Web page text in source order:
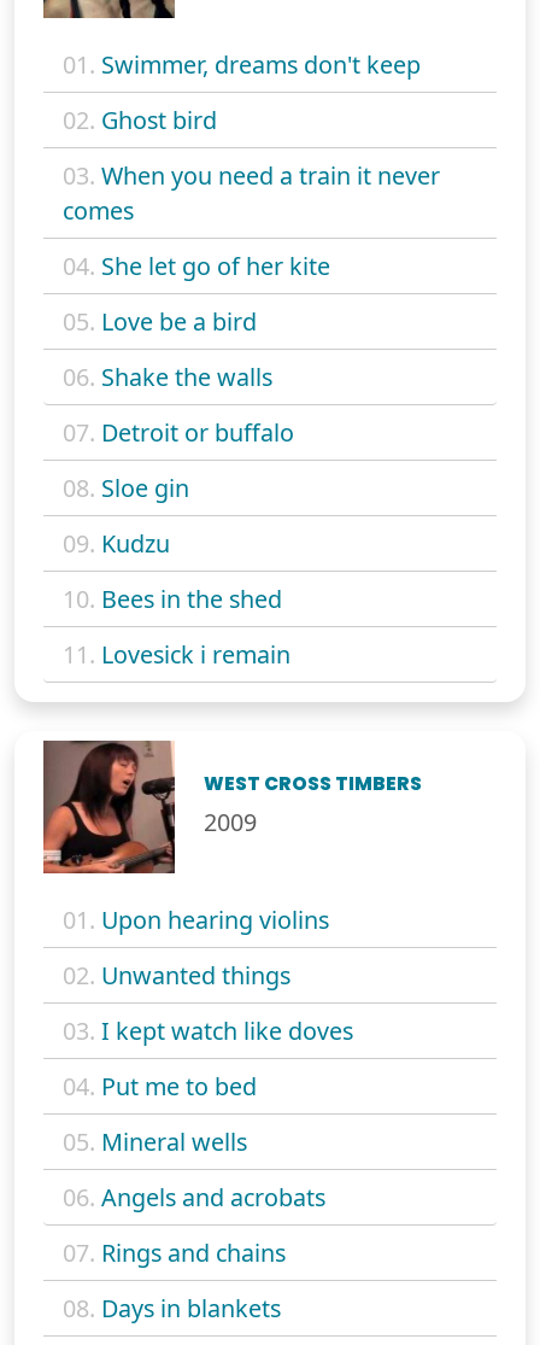
01. Swimmer, dreams don't keep
02. Ghost bird
03. When you need a train it never
comes
04. She let go of her kite
05. Love be a bird
06. Shake the walls
07. Detroit or buffalo
08. Sloe gin
09. Kudzu
10. Bees in the shed
11. Lovesick i remain
WEST CROSS TIMBERS
2009
01. Upon hearing violins
02. Unwanted things
03. I kept watch like doves
04. Put me to bed
05. Mineral wells
06. Angels and acrobats
07. Rings and chains
08. Days in blankets